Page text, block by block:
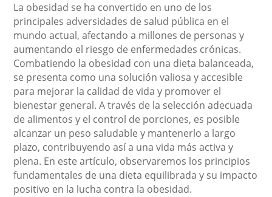
La obesidad se ha convertido en uno de los
principales adversidades de salud pública en el
mundo actual, afectando a millones de personas y
aumentando el riesgo de enfermedades crónicas.
Combatiendo la obesidad con una dieta balanceada,
se presenta como una solución valiosa y accesible
para mejorar la calidad de vida y promover el
bienestar general. A través de la selección adecuada
de alimentos y el control de porciones, es posible
alcanzar un peso saludable y mantenerlo a largo
plazo, contribuyendo así a una vida más activa y
plena. En este artículo, observaremos los principios
fundamentales de una dieta equilibrada y su impacto
positivo en la lucha contra la obesidad.